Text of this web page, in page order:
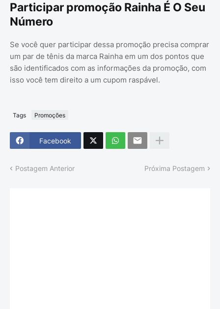
Participar promoção Rainha É O Seu
Número
Se você quer participar dessa promoção precisa comprar
um par de tênis da marca Rainha em um dos pontos que
são identificados com as informações da promoção, com
isso você tem direito a um cupom raspável.
Tags Promoções
Facebook
Postagem Anterior Próxima Postagem